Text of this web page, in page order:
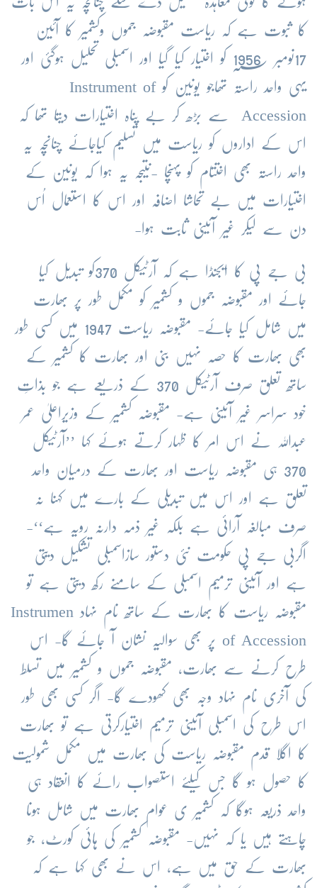
کا ثبوت ہے کہ ریاست مقبوضہ جموں وکشمیر کا آئین
17نومبر 1956 ؁ کو اختیار کیا گیا اور اسمبلی تحلیل ہوگئی اور
یہی واحد راستہ تھاجو یونین کو Instrument of
Accession سے بڑھ کر بے پناہ اختیارات دیتا تھا کہ
اس کے اداروں کو ریاست میں تسلیم کیاجائے چنانچہ یہ
واحد راستہ بھی اختتام کو پہنچا -نتیجہ یہ ہوا کہ یونین کے
اختیارات میں بے تحاشا اضافہ اور اس کا استعمال اُس
دن سے لیکر غیر آئینی ثابت ہوا-
بی جے پی کا ایجنڈا ہے کہ آرٹیکل 370کو تبدیل کیا
جائے اور مقبوضہ جموں و کشمیر کو مکمل طور پر بھارت
میں شامل کیا جائے- مقبوضہ ریاست 1947 میں کسی طور
بھی بھارت کا حصہ نہیں بنی اور بھارت کا کشمیر کے
ساتھ تعلق صرف آرٹیکل 370 کے ذریعے ہے جو بذاتِ
خود سراسر غیر آئینی ہے- مقبوضہ کشمیر کے وزیراعلیٰ عمر
عبداللہ نے اس امر کا ظہار کرتے ہوئے کہا ’’آرٹیکل
370 ہی مقبوضہ ریاست اور بھارت کے درمیان واحد
تعلق ہے اور اس میں تبدیلی کے بارے میں کہنا نہ
صرف مبالغہ آرائی ہے بلکہ غیر ذمہ دارنہ رویہ ہے‘‘-
اگربی جے پی حکومت نئی دستور سازاسمبلی تشکیل دیتی
ہے اور آئینی ترمیم اسمبلی کے سامنے رکھ دیتی ہے تو
مقبوضہ ریاست کا بھارت کے ساتھ نام نہاد Instrumen
of Accession پر بھی سوالیہ نشان آ جائے گا- اس
طرح کرنے سے بھارت، مقبوضہ جموں و کشمیر میں تسلط
کی آخری نام نہاد وجہ بھی کھودے گا- اگر کسی بھی طور
اس طرح کی اسمبلی آئینی ترمیم اختیارکرتی ہے تو بھارت
کا اگلا قدم مقبوضہ ریاست کی بھارت میں مکمل شمولیت
کا حصول ہو گا جس کیلئے استصواب رائے کا انعقاد ہی
واحد ذریعہ ہوگا کہ کشمیر ی عوام بھارت میں شامل ہونا
چاہتے ہیں یا کہ نہیں- مقبوضہ کشمیر کی ہائی کورٹ، جو
بھارت کے حق میں ہے، اس نے بھی کہا ہے کہ